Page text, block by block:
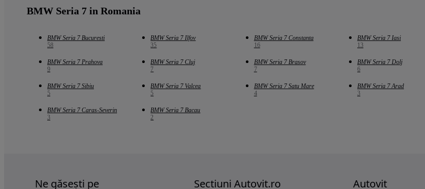
BMW Seria 7 in Romania
BMW Seria 7 Bucuresti
58
BMW Seria 7 Ilfov
35
BMW Seria 7 Constanta
16
BMW Seria 7 Iasi
13
BMW Seria 7 Prahova
9
BMW Seria 7 Cluj
7
BMW Seria 7 Brasov
7
BMW Seria 7 Dolj
6
BMW Seria 7 Sibiu
5
BMW Seria 7 Valcea
5
BMW Seria 7 Satu Mare
4
BMW Seria 7 Arad
3
BMW Seria 7 Caras-Severin
3
BMW Seria 7 Bacau
2
Ne găsești pe Sectiuni Autovit.ro Autovit